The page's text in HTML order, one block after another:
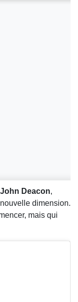
John Deacon,
dimension.
mais qui